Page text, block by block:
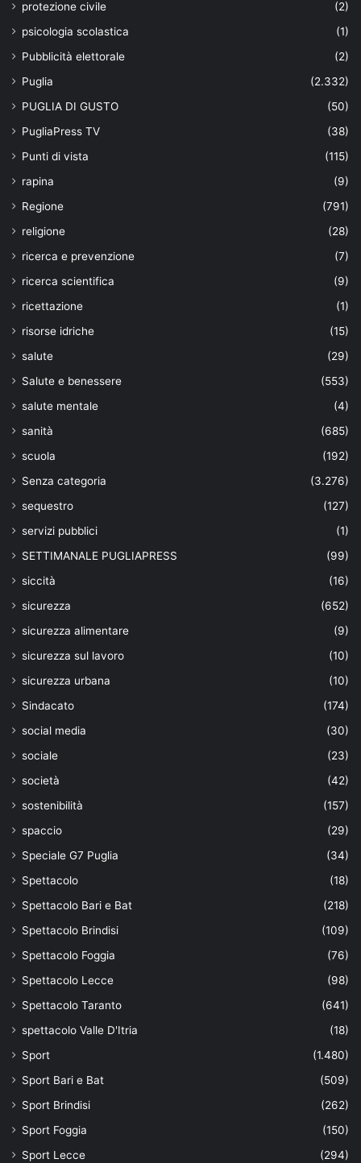
protezione civile
(2)
psicologia scolastica
(1)
Pubblicità elettorale
(2)
Puglia
(2.332)
PUGLIA DI GUSTO
(50)
PugliaPress TV
(38)
Punti di vista
(115)
rapina
(9)
Regione
(791)
religione
(28)
ricerca e prevenzione
(7)
ricerca scientifica
(9)
ricettazione
(1)
risorse idriche
(15)
salute
(29)
Salute e benessere
(553)
salute mentale
(4)
sanità
(685)
scuola
(192)
Senza categoria
(3.276)
sequestro
(127)
servizi pubblici
(1)
SETTIMANALE PUGLIAPRESS
(99)
siccità
(16)
sicurezza
(652)
sicurezza alimentare
(9)
sicurezza sul lavoro
(10)
sicurezza urbana
(10)
Sindacato
(174)
social media
(30)
sociale
(23)
società
(42)
sostenibilità
(157)
spaccio
(29)
Speciale G7 Puglia
(34)
Spettacolo
(18)
Spettacolo Bari e Bat
(218)
Spettacolo Brindisi
(109)
Spettacolo Foggia
(76)
Spettacolo Lecce
(98)
Spettacolo Taranto
(641)
spettacolo Valle D'Itria
(18)
Sport
(1.480)
Sport Bari e Bat
(509)
Sport Brindisi
(262)
Sport Foggia
(150)
Sport Lecce
(294)